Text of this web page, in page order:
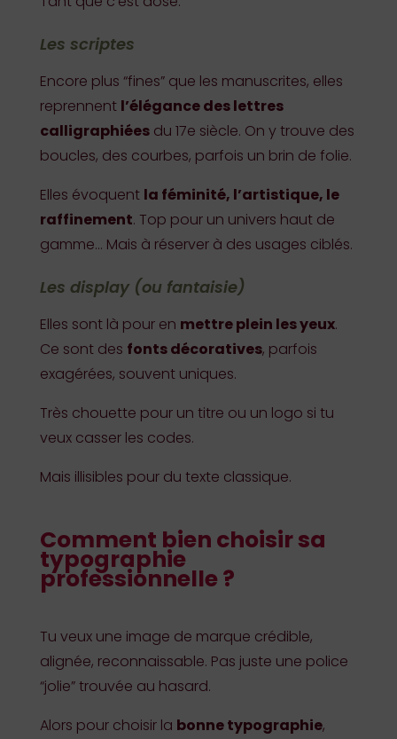
Les scriptes
Encore plus “fines” que les manuscrites, elles
reprennent l’élégance des lettres
calligraphiéesdu 17e siècle. On y trouve des
boucles, des courbes, parfois un brin de folie.
Elles évoquent la féminité, l’artistique, le
raffinement. Top pour un univers haut de
gamme… Mais à réserver à des usages ciblés.
Les display (ou fantaisie)
Elles sont là pour en mettre plein les yeux.
Ce sont des fonts décoratives, parfois
exagérées, souvent uniques.
Très chouette pour un titre ou un logo si tu
veux casser les codes.
Mais illisibles pour du texte classique.
Comment bien choisir sa
typographie
professionnelle ?
Tu veux une image de marque crédible,
alignée, reconnaissable. Pas juste une police
“jolie” trouvée au hasard.
Alors pour choisir la bonne typographie,